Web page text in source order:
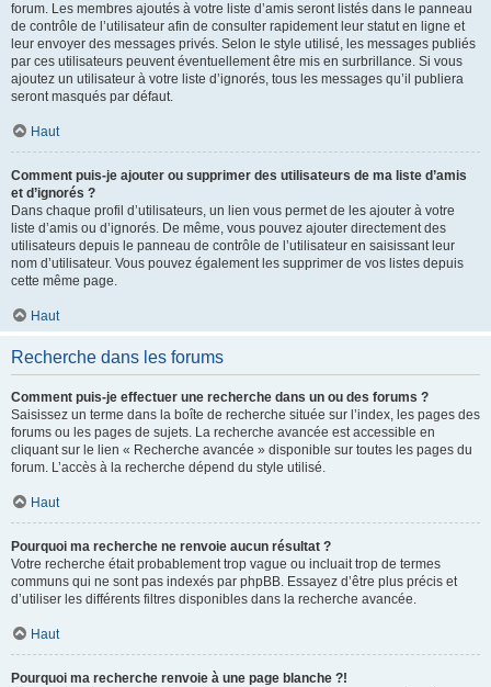
forum. Les membres ajoutés à votre liste d’amis seront listés dans le panneau
de contrôle de l’utilisateur afin de consulter rapidement leur statut en ligne et
leur envoyer des messages privés. Selon le style utilisé, les messages publiés
par ces utilisateurs peuvent éventuellement être mis en surbrillance. Si vous
ajoutez un utilisateur à votre liste d’ignorés, tous les messages qu’il publiera
seront masqués par défaut.
Haut
Comment puis-je ajouter ou supprimer des utilisateurs de ma liste d’amis
et d’ignorés ?
Dans chaque profil d’utilisateurs, un lien vous permet de les ajouter à votre
liste d’amis ou d’ignorés. De même, vous pouvez ajouter directement des
utilisateurs depuis le panneau de contrôle de l’utilisateur en saisissant leur
nom d’utilisateur. Vous pouvez également les supprimer de vos listes depuis
cette même page.
Haut
Recherche dans les forums
Comment puis-je effectuer une recherche dans un ou des forums ?
Saisissez un terme dans la boîte de recherche située sur l’index, les pages des
forums ou les pages de sujets. La recherche avancée est accessible en
cliquant sur le lien « Recherche avancée » disponible sur toutes les pages du
forum. L’accès à la recherche dépend du style utilisé.
Haut
Pourquoi ma recherche ne renvoie aucun résultat ?
Votre recherche était probablement trop vague ou incluait trop de termes
communs qui ne sont pas indexés par phpBB. Essayez d’être plus précis et
d’utiliser les différents filtres disponibles dans la recherche avancée.
Haut
Pourquoi ma recherche renvoie à une page blanche ?!